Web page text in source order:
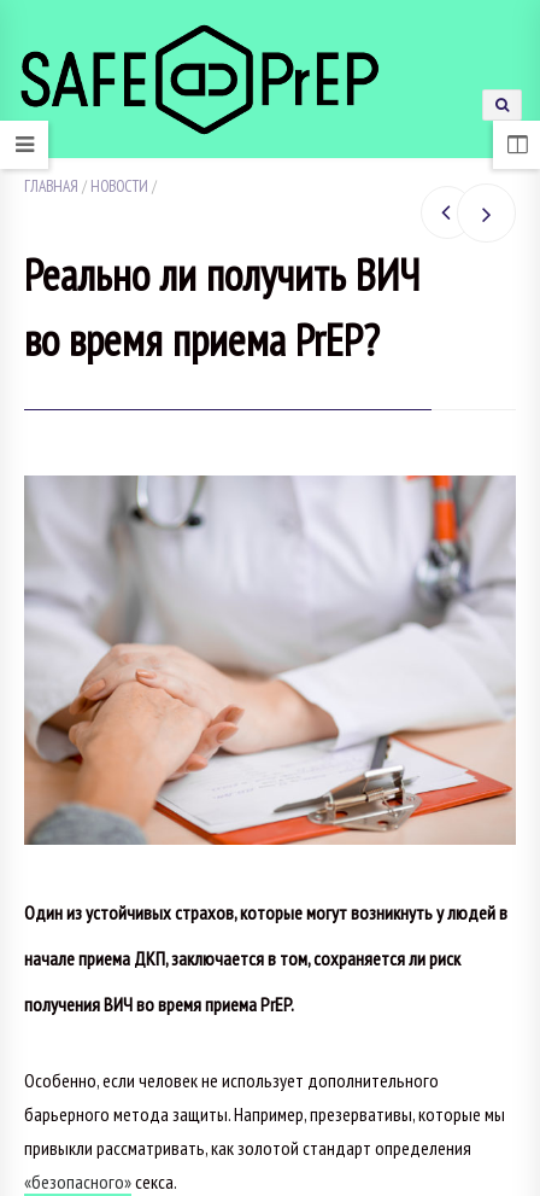
ГЛАВНАЯ / НОВОСТИ /
Реально ли получить ВИЧ
во время приема PrEP?
Один из устойчивых страхов, которые могут возникнуть у людей в
начале приема ДКП, заключается в том, сохраняется ли риск
получения ВИЧ во время приема PrEP.
Особенно, если человек не использует дополнительного
барьерного метода защиты. Например, презервативы, которые мы
привыкли рассматривать, как золотой стандарт определения
«безопасного»секса.